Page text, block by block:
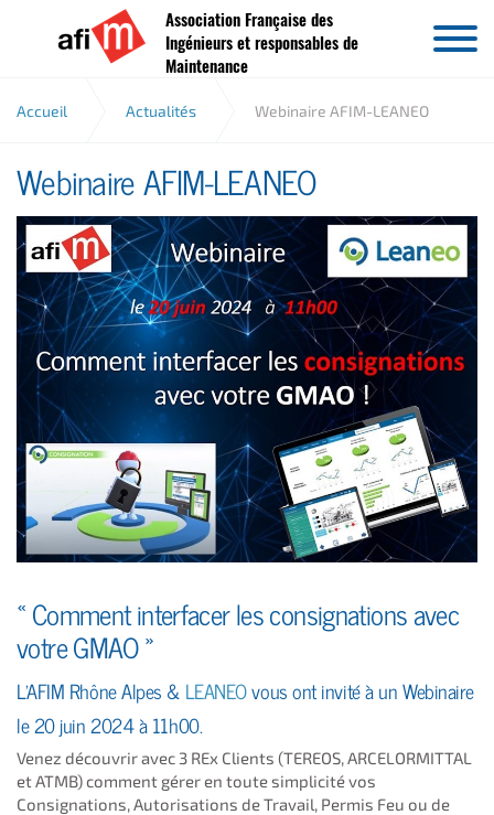
Aller au contenu
Association Française des
Ingénieurs et responsables de
Maintenance
Accueil Actualités Webinaire AFIM-LEANEO
Webinaire AFIM-LEANEO
« Comment interfacer les consignations avec
votre GMAO »
L'AFIM Rhône Alpes & LEANEOvous ont invité à un Webinaire
le 20 juin 2024 à 11h00.
Venez découvrir avec 3 REx Clients (TEREOS, ARCELORMITTAL
et ATMB) comment gérer en toute simplicité vos
Consignations, Autorisations de Travail, Permis Feu ou de